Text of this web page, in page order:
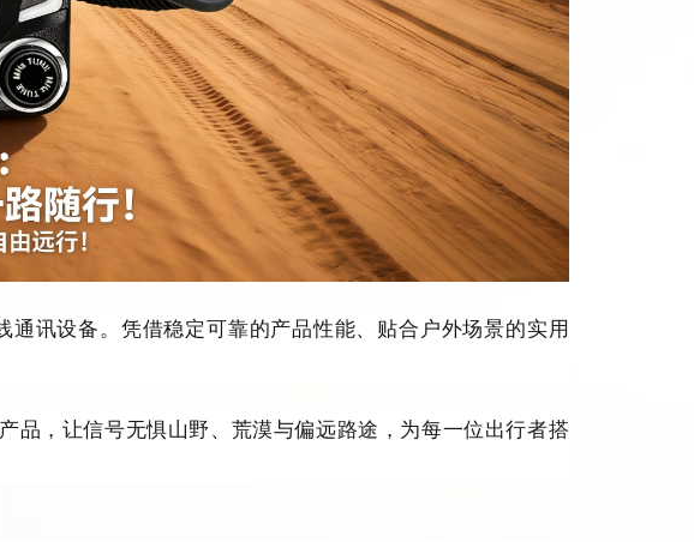
讯设备。凭借稳定可靠的产品性能、贴合户外场景的实用
，让信号无惧山野、荒漠与偏远路途，为每一位出行者搭